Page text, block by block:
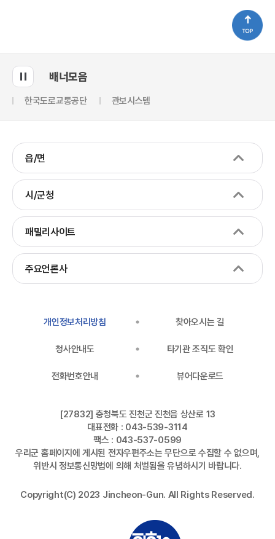
배너모음
한국도로교통공단 관보시스템
읍/면
시/군청
패밀리사이트
주요언론사
개인정보처리방침 찾아오시는 길
청사안내도 타기관 조직도 확인
전화번호안내 뷰어다운로드
[27832] 충청북도 진천군 진천읍 상산로 13
대표전화 : 043-539-3114
팩스 : 043-537-0599
우리군 홈페이지에 게시된 전자우편주소는 무단으로 수집할 수 없으며,
위반시 정보통신망법에 의해 처벌됨을 유념하시기 바랍니다.
Copyright(C) 2023 Jincheon-Gun. All Rights Reserved.